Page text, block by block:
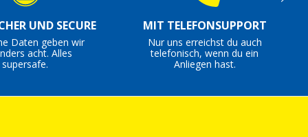
UND SECURE
Daten geben wir
acht. Alles
supersafe.
MIT TELEFONSUPPORT
Nur uns erreichst du auch
telefonisch, wenn du ein
Anliegen hast.